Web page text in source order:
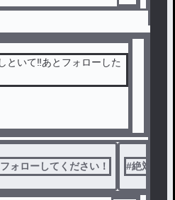
といて‼️あとフォローした
フォローしてください！ #絶対フォ